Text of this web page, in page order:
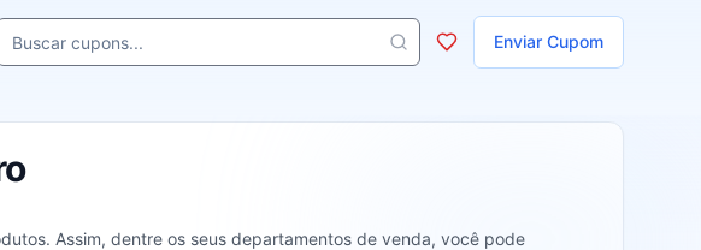
Enviar Cupom
cupons e lojas
Assim, dentre os seus departamentos de venda, você pode